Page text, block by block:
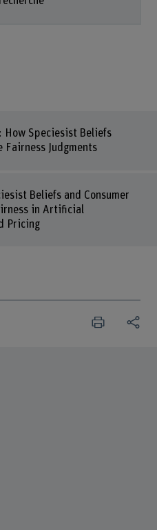
How Speciesist Beliefs
Fairness Judgments
Beliefs and Consumer
in Artificial
Pricing